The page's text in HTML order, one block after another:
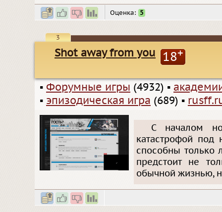
Оценка: 5
3
Shot away from you 18+
▪ Форумные игры (4932) ▪
▪ эпизодическая игра (689) ▪
С началом
катастрофой под
способны только
предстоит не
обычной жизнью,